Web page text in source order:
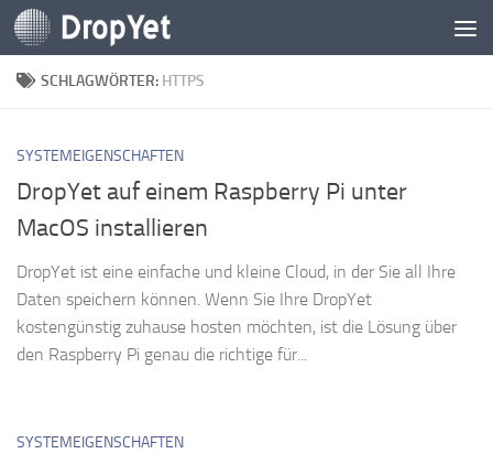
Zum Inhalt springen
SCHLAGWÖRTER: HTTPS
SYSTEMEIGENSCHAFTEN
DropYet auf einem Raspberry Pi unter
MacOS installieren
DropYet ist eine einfache und kleine Cloud, in der Sie all Ihre
Daten speichern können. Wenn Sie Ihre DropYet
kostengünstig zuhause hosten möchten, ist die Lösung über
den Raspberry Pi genau die richtige für...
SYSTEMEIGENSCHAFTEN